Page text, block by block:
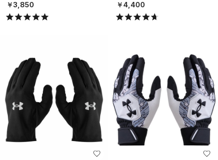
￥3,850 ￥4,400